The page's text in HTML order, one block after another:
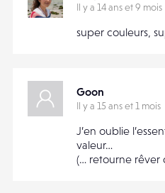
Il y a 14 ans et 9 mois
super couleurs,
Goon
Il y a 15 ans et 1 mois
J’en oublie
valeur…
(… retourne rêver